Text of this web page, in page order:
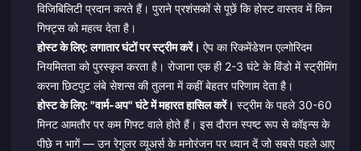
विजिबिलिटी प्रदान करते हैं। पुराने प्रशंसकों से पूछें कि होस्ट वास्तव में किन
गिफ्ट्स को महत्व देता है।
होस्ट के लिए: लगातार घंटों पर स्ट्रीम करें। ऐप का रिकमेंडेशन एल्गोरिदम
नियमितता को पुरस्कृत करता है। रोजाना एक ही 2-3 घंटे के विंडो में स्ट्रीमिंग
करना छिटपुट लंबे सेशन्स की तुलना में कहीं बेहतर परिणाम देता है।
होस्ट के लिए: "वार्म-अप" घंटे में महारत हासिल करें। स्ट्रीम के पहले 30-60
मिनट आमतौर पर कम गिफ्ट वाले होते हैं। इस दौरान स्पष्ट रूप से कॉइन्स के
पीछे न भागें — उन रेगुलर व्यूअर्स के मनोरंजन पर ध्यान दें जो सबसे पहले आए